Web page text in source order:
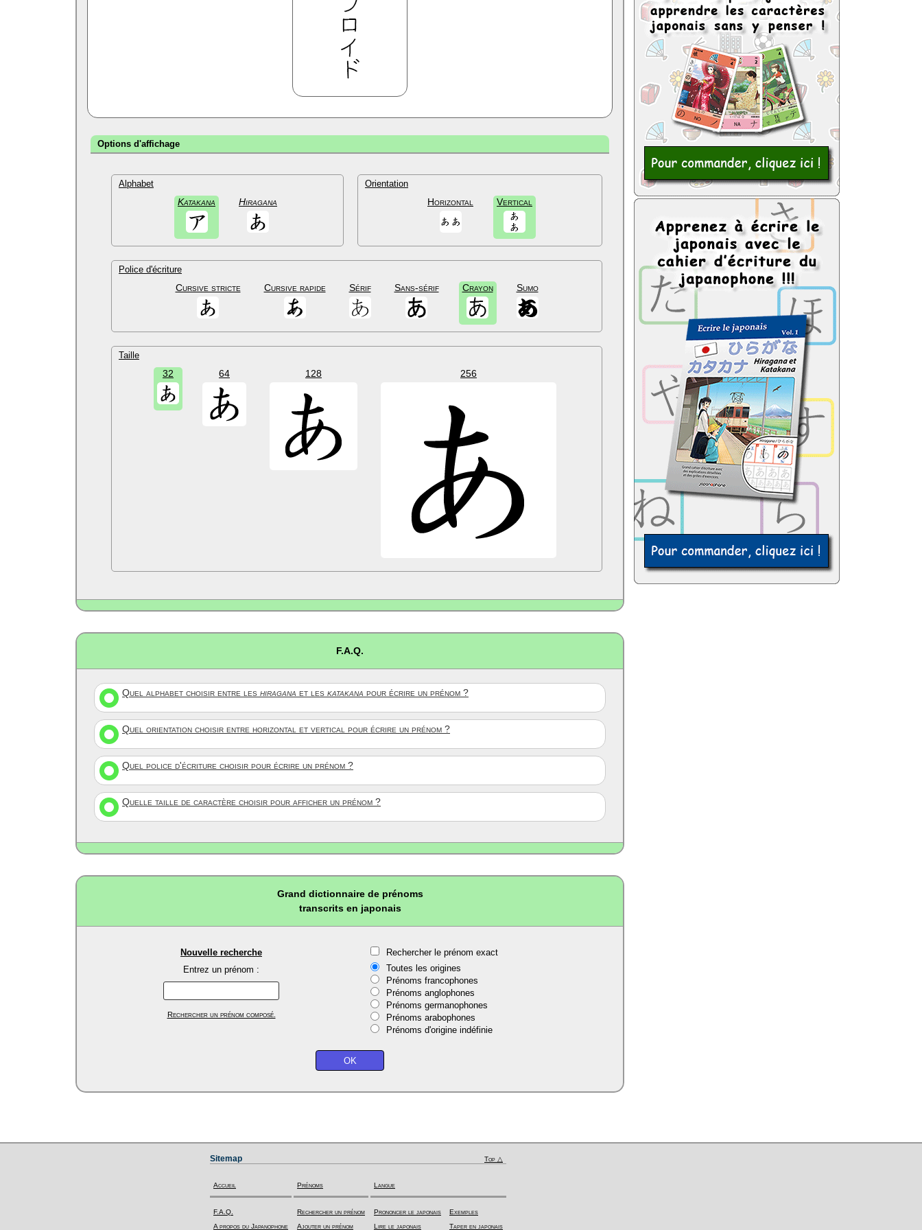
Options d'affichage
Alphabet
Katakana Hiragana
Orientation
Horizontal Vertical
Police d'écriture
Cursive stricte Cursive rapide Sérif Sans-sérif Crayon Sumo
Taille
32 64 128 256
F.A.Q.
Quel alphabet choisir entre les hiragana et les katakana pour écrire un prénom ?
Quel orientation choisir entre horizontal et vertical pour écrire un prénom ?
Quel police d'écriture choisir pour écrire un prénom ?
Quelle taille de caractère choisir pour afficher un prénom ?
Grand dictionnaire de prénoms
transcrits en japonais
Nouvelle recherche
Entrez un prénom :
Rechercher un prénom composé.
Rechercher le prénom exact
Toutes les origines
Prénoms francophones
Prénoms anglophones
Prénoms germanophones
Prénoms arabophones
Prénoms d'origine indéfinie
Sitemap Top △
Accueil
F.A.Q.
A propos du Japanophone
Prénoms
Rechercher un prénom
Ajouter un prénom
Langue
Prononcer le japonais
Lire le japonais
Exemples
Taper en japonais